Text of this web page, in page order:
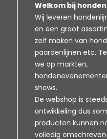
Welkom bij
Wij leveren
en een groot
zelf maken van
paardenlijnen etc.
we op markten,
shows.
De webshop is
ontwikkeling dus
producten kunnen
volledig omschreven